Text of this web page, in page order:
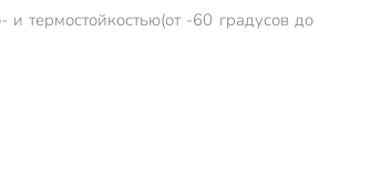
термостойкостью(от -60 градусов до